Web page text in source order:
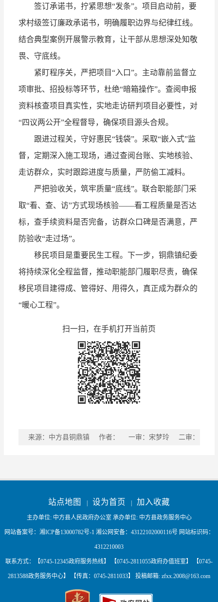
签订承诺书，拧紧思想“发条”。项目启动前，要
求村级签订廉政承诺书，明确履职边界与纪律红线。
结合典型案例开展警示教育，让干部从思想深处知敬
畏、守底线。
紧盯程序关，严把项目“入口”。主动靠前监督立
项审批、招投标等环节，杜绝“暗箱操作”。查阅申报
资料核查项目真实性，实地走访研判项目必要性，对
“四议两公开”全程督导，确保项目源头合规。
跟进过程关，守好惠民“钱袋”。采取“嵌入式”监
督，定期深入施工现场，通过查阅台账、实地核验、
走访群众，实时跟踪进度与质量，严防偷工减料。
严把验收关，筑牢质量“底线”。联合职能部门采
取“看、查、访”方式现场核验——看工程质量是否达
标，查手续资料是否完备，访群众口碑是否满意，严
防验收“走过场”。
移民项目是重要民生工程。下一步，铜鼎镇纪委
将持续深化全程监督，推动职能部门履职尽责，确保
移民项目建得成、管得好、用得久，真正成为群众的
“暖心工程”。
扫一扫，在手机打开当前页
来源：中方县铜鼎镇 作者： 一审：宋梦玲 二审：
站点地图 | 设为首页 | 加入收藏
主办单位: 中方县人民政府办公室 承办单位: 中方县政务服务中心
网站备案号： 湘ICP备13000782号-1 湘公网安备： 43122102000116号网站标识码：
4312210003
联系方式：【0745-12345政府服务热线】 【0745-2811055政府办值班室】 【0745-
2813588政务服务中心】 【传真：0745-2811033】 投稿邮箱: zfxx.2008@163.com